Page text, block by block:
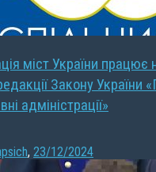
міст України
Закону України
адміністрації»
, 23/12/2024